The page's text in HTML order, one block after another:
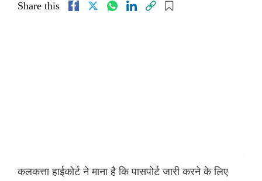
Share this
कलकत्ता हाईकोर्ट ने माना है कि पासपोर्ट जारी करने के लिए